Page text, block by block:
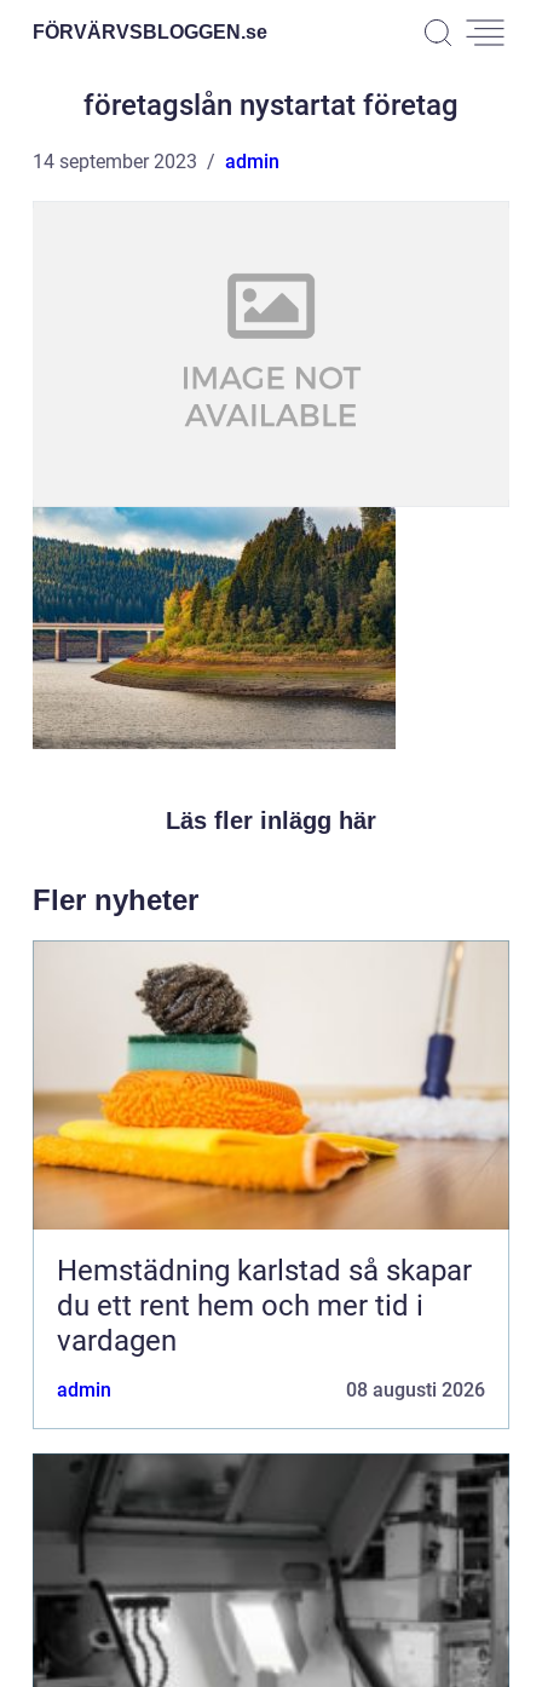
FÖRVÄRVSBLOGGEN.se
företagslån nystartat företag
14 september 2023 admin
Läs fler inlägg här
Fler nyheter
Hemstädning karlstad så skapar
du ett rent hem och mer tid i
vardagen
admin 08 augusti 2026